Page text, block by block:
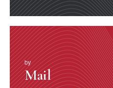
infiniment, avec une
était savante dans les
médecine, de l’histoire et des
faisait des vers mieux que les
de son temps” le savait bien.
magnifique perspective qui va
occidental. Dans notre
et profonde. Vaste comme
comme un antre et peuplée
by
Mail